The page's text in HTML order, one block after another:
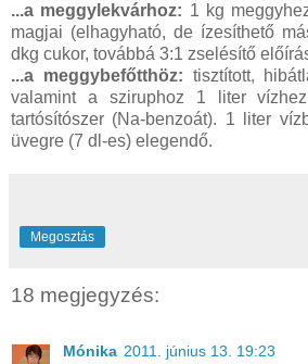
...a meggylekvárhoz: 1 kg
magjai (elhagyható, de ízesíthető
dkg cukor, továbbá 3:1 zselésítő
...a meggybefőtthöz: tisztított,
valamint a sziruphoz 1 liter
tartósítószer (Na-benzoát). 1 liter
üvegre (7 dl-es) elegendő.
Megosztás
18 megjegyzés:
Mónika 2011. június 13. 19:23